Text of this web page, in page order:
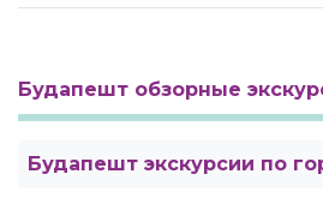
Будапешт обзорные
Будапешт экскурсии по